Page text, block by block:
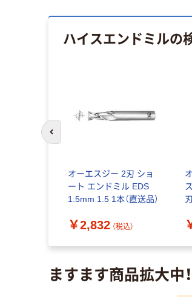
ハイスエンドミルの
オーエスジー 2刃 ショ
ート エンドミル EDS
1.5mm 1.5 1本（直送品）
￥2,832 （税込）
前のスライドへ
ますます商品拡大中